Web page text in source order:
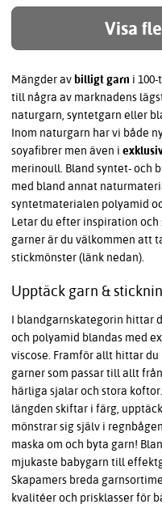
Visa
Mängder av billigt garn i
till några av marknadens
naturgarn, syntetgarn eller
Inom naturgarn har vi både
soyafibrer men även i
merinoull. Bland syntet- och
med bland annat
syntetmaterialen polyamid
Letar du efter inspiration
garner är du välkommen att
stickmönster (länk nedan).
Upptäck garn &
I blandgarnskategorin hittar
och polyamid blandas med
viscose. Framför allt hittar
garner som passar till allt
härliga sjalar och stora
längden skiftar i färg,
mönstrar sig själv i
maska om och byta garn!
mjukaste babygarn till
Skapamers breda
kvalitéer och prisklasser för